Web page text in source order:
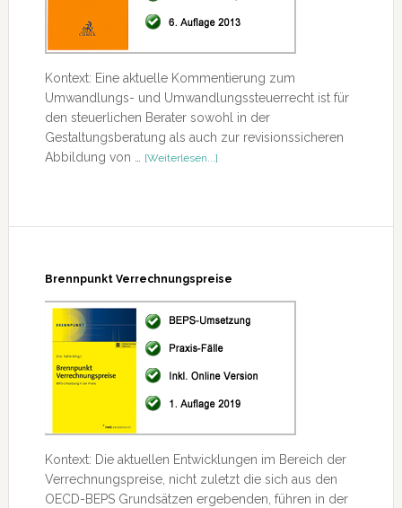
Kontext: Eine aktuelle Kommentierung zum
Umwandlungs- und Umwandlungssteuerrecht ist für
den steuerlichen Berater sowohl in der
Gestaltungsberatung als auch zur revisionssicheren
Abbildung von …
[Weiterlesen...]ÜberUmwG
Brennpunkt Verrechnungspreise
Kontext: Die aktuellen Entwicklungen im Bereich der
Verrechnungspreise, nicht zuletzt die sich aus den
OECD-BEPS Grundsätzen ergebenden, führen in der